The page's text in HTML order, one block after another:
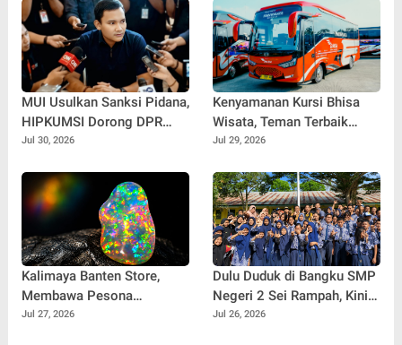
MUI Usulkan Sanksi Pidana,
HIPKUMSI Dorong DPR
Segera Bertindak
Jul 30, 2026
Kenyamanan Kursi Bhisa
Wisata, Teman Terbaik
untuk Perjalanan Jauh
Jul 29, 2026
Kalimaya Banten Store,
Membawa Pesona
Kalimaya Banten
Jul 27, 2026
Dulu Duduk di Bangku SMP
Negeri 2 Sei Rampah, Kini
Penulis Mulai Aja Dulu
Jul 26, 2026